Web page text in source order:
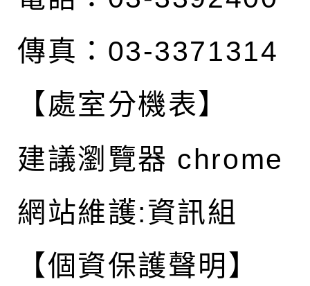
傳真：03-3371314
【處室分機表】
建議瀏覽器 chrome
網站維護:資訊組
【個資保護聲明】